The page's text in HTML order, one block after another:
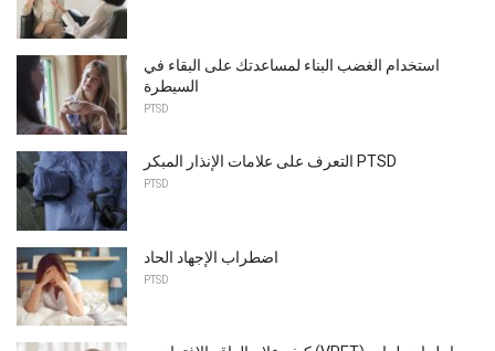
استخدام الغضب البناء لمساعدتك على البقاء في
السيطرة
PTSD
التعرف على علامات الإنذار المبكر PTSD
PTSD
اضطراب الإجهاد الحاد
PTSD